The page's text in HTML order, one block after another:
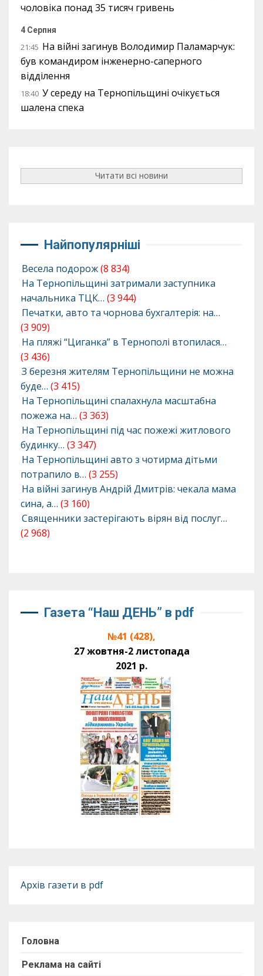
чоловіка понад 35 тисяч гривень
4 Серпня
21:45 На війні загинув Володимир Паламарчук:
був командиром інженерно-саперного
відділення
18:40 У середу на Тернопільщині очікується
шалена спека
Читати всі новини
Найпопулярніші
Весела подорож(8 834)
На Тернопільщині затримали заступника
начальника ТЦК… (3 944)
Печатки, авто та чорнова бухгалтерія: на…
(3 909)
На пляжі “Циганка” в Тернополі втопилася…
(3 436)
З березня жителям Тернопільщини не можна
буде… (3 415)
На Тернопільщині спалахнула масштабна
пожежа на… (3 363)
На Тернопільщині під час пожежі житлового
будинку… (3 347)
На Тернопільщині авто з чотирма дітьми
потрапило в… (3 255)
На війні загинув Андрій Дмитрів: чекала мама
сина, а… (3 160)
Священники застерігають вірян від послуг…
(2 968)
Газета “Наш ДЕНЬ” в pdf
№41 (428),
27 жовтня-2 листопада
2021 р.
Архів газети в pdf
Головна
Реклама на сайті